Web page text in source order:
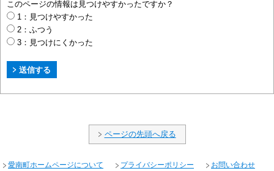
このページの情報は見つけやすかったですか？
1：見つけやすかった
2：ふつう
3：見つけにくかった
ページの先頭へ戻る
愛南町ホームページについて プライバシーポリシー お問い合わせ